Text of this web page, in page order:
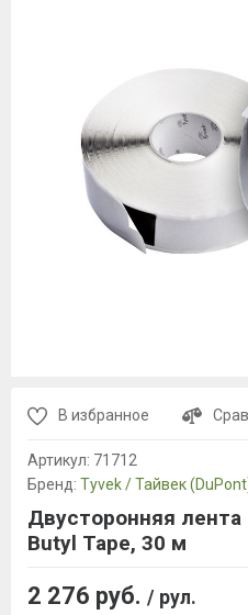
В избранное
Артикул: 71712
Бренд: Tyvek / Тайвек
Двусторонняя
Butyl Tape, 30 м
2 276 руб. / рул.